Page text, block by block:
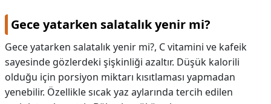
Gece yatarken salatalık yenir mi?
Gece yatarken salatalık yenir mi?, C vitamini ve kafeik
sayesinde gözlerdeki şişkinliği azaltır. Düşük kalorili
olduğu için porsiyon miktarı kısıtlaması yapmadan
yenebilir. Özellikle sıcak yaz aylarında tercih edilen